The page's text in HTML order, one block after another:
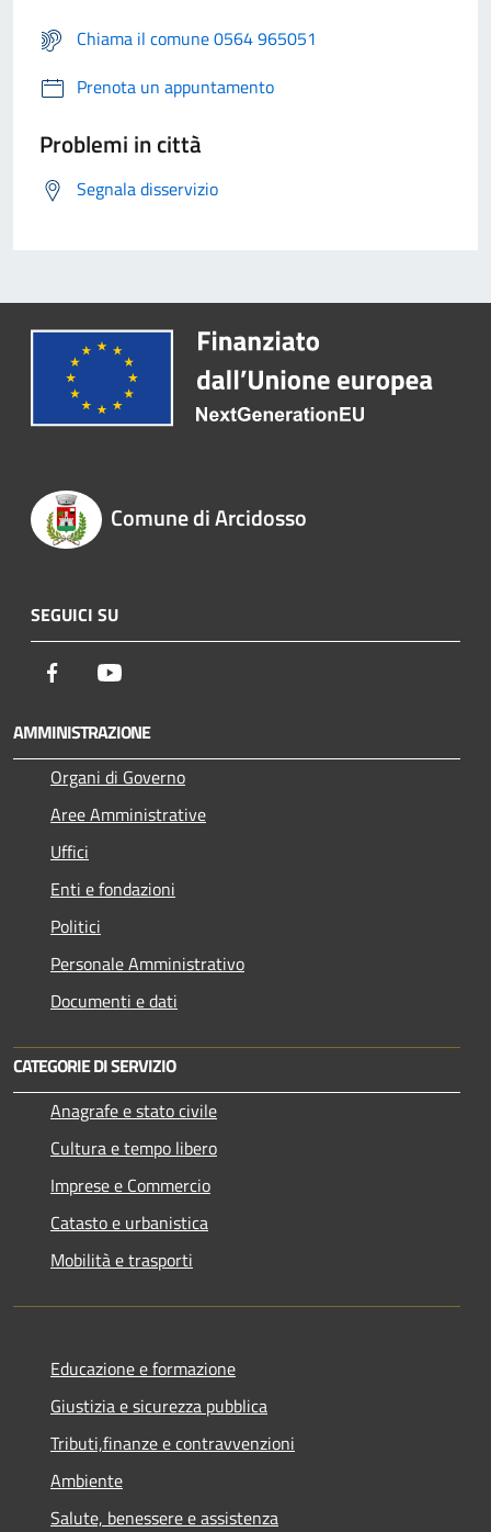
Chiama il comune 0564 965051
Prenota un appuntamento
Problemi in città
Segnala disservizio
Comune di Arcidosso
SEGUICI SU
Facebook
AMMINISTRAZIONE
Organi di Governo
Aree Amministrative
Uffici
Enti e fondazioni
Politici
Personale Amministrativo
Documenti e dati
CATEGORIE DI SERVIZIO
Anagrafe e stato civile
Cultura e tempo libero
Imprese e Commercio
Catasto e urbanistica
Mobilità e trasporti
Educazione e formazione
Giustizia e sicurezza pubblica
Tributi,finanze e contravvenzioni
Ambiente
Salute, benessere e assistenza